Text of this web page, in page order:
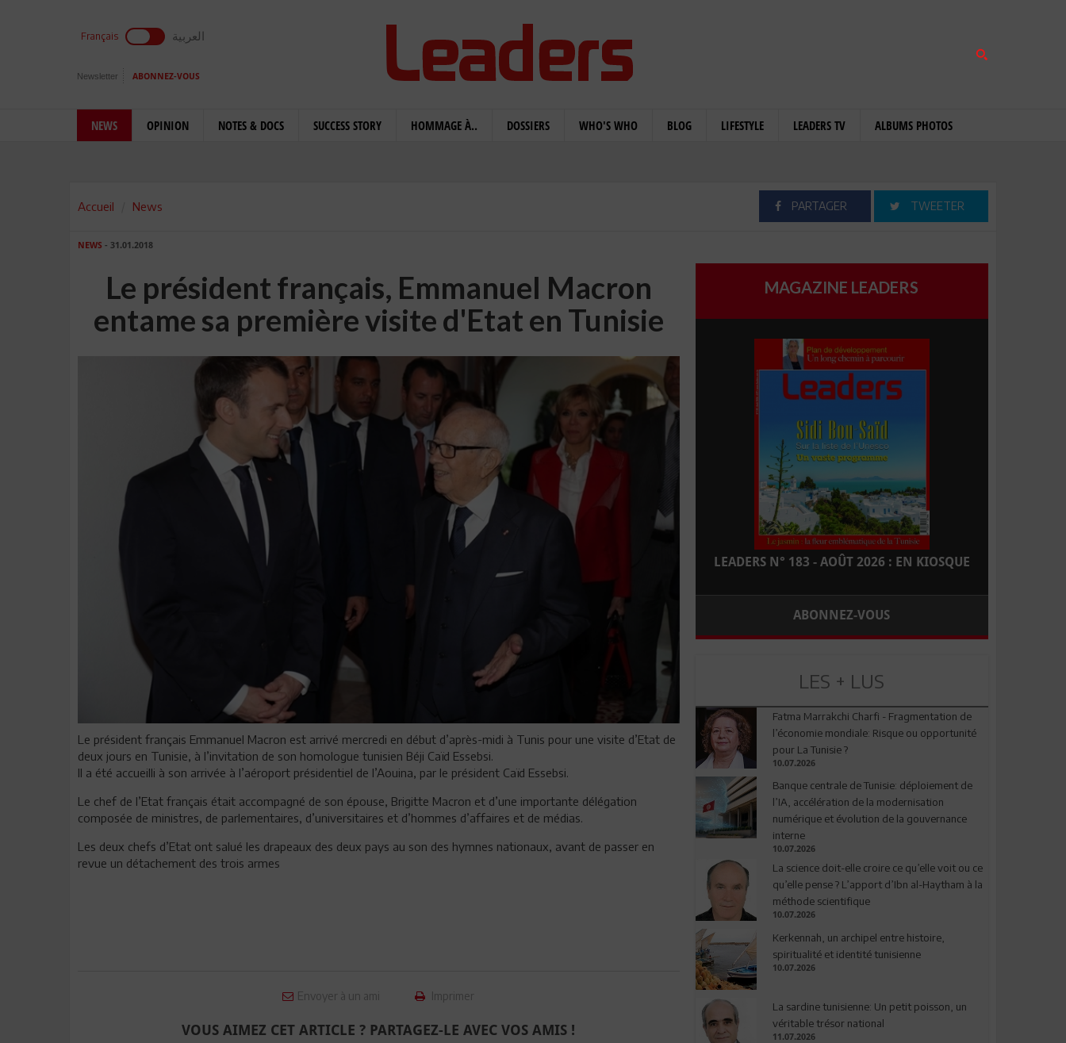
Français العربية
Newsletter ABONNEZ-VOUS
NEWS OPINION NOTES & DOCS SUCCESS STORY HOMMAGE À.. DOSSIERS WHO'S WHO BLOG LIFESTYLE LEADERS TV ALBUMS PHOTOS
Accueil News PARTAGER TWEETER
NEWS - 31.01.2018
Le président français, Emmanuel Macron
entame sa première visite d'Etat en Tunisie
Le président français Emmanuel Macron est arrivé mercredi en début d’après-midi à Tunis pour une visite d’Etat de
deux jours en Tunisie, à l’invitation de son homologue tunisien Béji Caïd Essebsi.
Il a été accueilli à son arrivée à l’aéroport présidentiel de l’Aouina, par le président Caïd Essebsi.
Le chef de l’Etat français était accompagné de son épouse, Brigitte Macron et d’une importante délégation
composée de ministres, de parlementaires, d’universitaires et d’hommes d’affaires et de médias.
Les deux chefs d’Etat ont salué les drapeaux des deux pays au son des hymnes nationaux, avant de passer en
revue un détachement des trois armes
Envoyer à un ami Imprimer
VOUS AIMEZ CET ARTICLE ? PARTAGEZ-LE AVEC VOS AMIS !
MAGAZINE LEADERS
LEADERS N° 183 - AOÛT 2026 : EN KIOSQUE
ABONNEZ-VOUS
LES + LUS
Fatma Marrakchi Charfi - Fragmentation de
l’économie mondiale: Risque ou opportunité
pour La Tunisie ?
10.07.2026
Banque centrale de Tunisie: déploiement de
l’IA, accélération de la modernisation
numérique et évolution de la gouvernance
interne
10.07.2026
La science doit-elle croire ce qu’elle voit ou ce
qu’elle pense ? L’apport d’Ibn al-Haytham à la
méthode scientifique
10.07.2026
Kerkennah, un archipel entre histoire,
spiritualité et identité tunisienne
10.07.2026
La sardine tunisienne: Un petit poisson, un
véritable trésor national
11.07.2026